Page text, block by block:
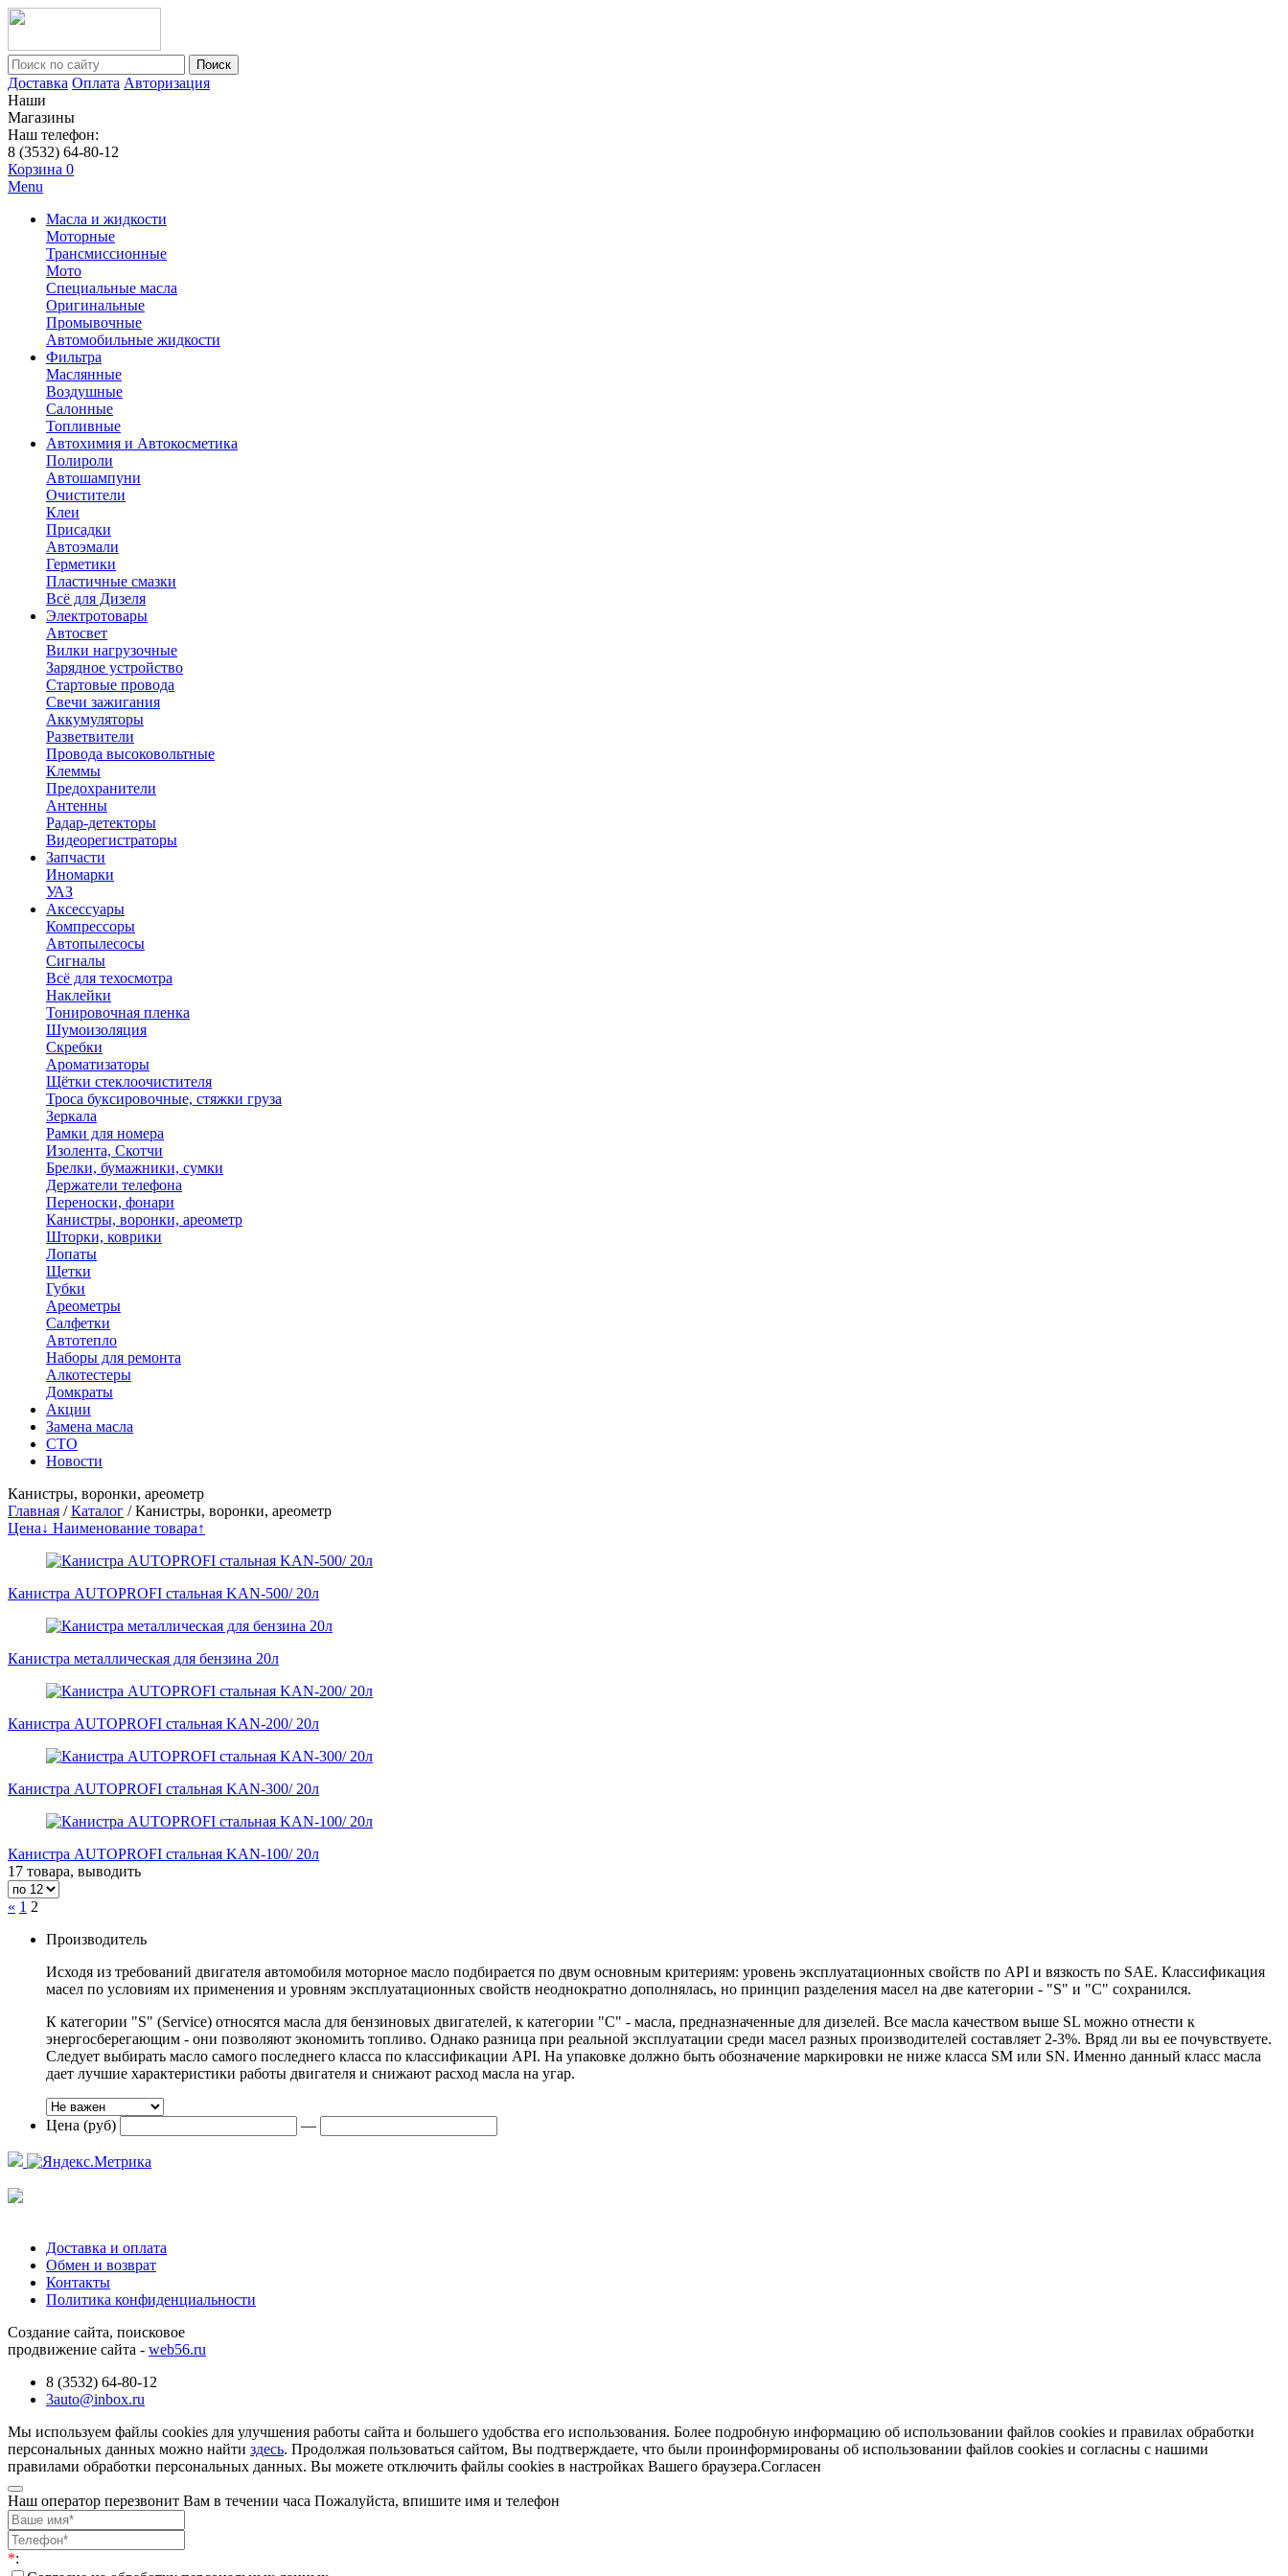
Поиск
Доставка Оплата Авторизация
Наши
Магазины
Наш телефон:
8 (3532) 64-80-12
Корзина 0
Menu
Масла и жидкости
Моторные
Трансмиссионные
Мото
Специальные масла
Оригинальные
Промывочные
Автомобильные жидкости
Фильтра
Маслянные
Воздушные
Салонные
Топливные
Автохимия и Автокосметика
Полироли
Автошампуни
Очистители
Клеи
Присадки
Автоэмали
Герметики
Пластичные смазки
Всё для Дизеля
Электротовары
Автосвет
Вилки нагрузочные
Зарядное устройство
Стартовые провода
Свечи зажигания
Аккумуляторы
Разветвители
Провода высоковольтные
Клеммы
Предохранители
Антенны
Радар-детекторы
Видеорегистраторы
Запчасти
Иномарки
УАЗ
Аксесcуары
Компрессоры
Автопылесосы
Сигналы
Всё для техосмотра
Наклейки
Тонировочная пленка
Шумоизоляция
Скребки
Ароматизаторы
Щётки стеклоочистителя
Троса буксировочные, стяжки груза
Зеркала
Рамки для номера
Изолента, Скотчи
Брелки, бумажники, сумки
Держатели телефона
Переноски, фонари
Канистры, воронки, ареометр
Шторки, коврики
Лопаты
Щетки
Губки
Ареометры
Салфетки
Автотепло
Наборы для ремонта
Алкотестеры
Домкраты
Акции
Замена масла
СТО
Новости
Канистры, воронки, ареометр
Главная /Каталог /Канистры, воронки, ареометр
Цена↓ Наименование товара↑
Канистра AUTOPROFI стальная KAN-500/ 20л
Канистра металлическая для бензина 20л
Канистра AUTOPROFI стальная KAN-200/ 20л
Канистра AUTOPROFI стальная KAN-300/ 20л
Канистра AUTOPROFI стальная KAN-100/ 20л
17 товара, выводить
« 1 2
Производитель
Исходя из требований двигателя автомобиля моторное масло подбирается по двум основным критериям: уровень эксплуатационных свойств по API и вязкость по SAE. Классификация
масел по условиям их применения и уровням эксплуатационных свойств неоднократно дополнялась, но принцип разделения масел на две категории - "S" и "С" сохранился.
К категории "S" (Service) относятся масла для бензиновых двигателей, к категории "С" - масла, предназначенные для дизелей. Все масла качеством выше SL можно отнести к
энергосберегающим - они позволяют экономить топливо. Однако разница при реальной эксплуатации среди масел разных производителей составляет 2-3%. Вряд ли вы ее почувствуете.
Следует выбирать масло самого последнего класса по классификации API. На упаковке должно быть обозначение маркировки не ниже класса SM или SN. Именно данный класс масла
дает лучшие характеристики работы двигателя и снижают расход масла на угар.
Цена (руб) —
Доставка и оплата
Обмен и возврат
Контакты
Политика конфиденциальности
Создание сайта, поисковое
продвижение сайта - web56.ru
8 (3532) 64-80-12
3auto@inbox.ru
Мы используем файлы cookies для улучшения работы сайта и большего удобства его использования. Более подробную информацию об использовании файлов cookies и правилах обработки
персональных данных можно найти здесь. Продолжая пользоваться сайтом, Вы подтверждаете, что были проинформированы об использовании файлов cookies и согласны с нашими
правилами обработки персональных данных. Вы можете отключить файлы cookies в настройках Вашего браузера.Согласен
Наш оператор перезвонит Вам в течении часа Пожалуйста, впишите имя и телефон
*: